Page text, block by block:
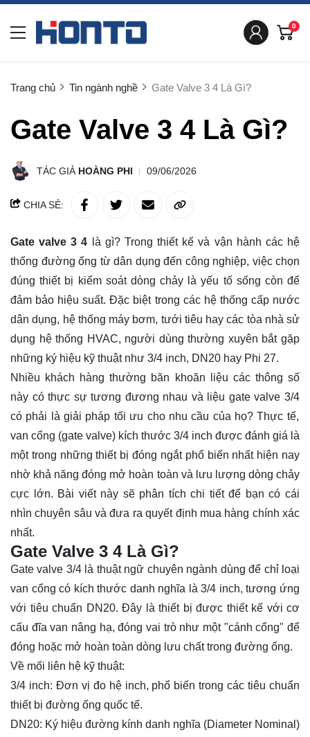
0
Trang chủ Tin ngành nghề Gate Valve 3 4 Là Gì?
Gate Valve 3 4 Là Gì?
TÁC GIẢ HOÀNG PHI 09/06/2026
CHIA SẺ:
Gate valve 3 4 là gì? Trong thiết kế và vận hành các hệ
thống đường ống từ dân dụng đến công nghiệp, việc chọn
đúng thiết bị kiểm soát dòng chảy là yếu tố sống còn để
đảm bảo hiệu suất. Đặc biệt trong các hệ thống cấp nước
dân dụng, hệ thống máy bơm, tưới tiêu hay các tòa nhà sử
dụng hệ thống HVAC, người dùng thường xuyên bắt gặp
những ký hiệu kỹ thuật như 3/4 inch, DN20 hay Phi 27.
Nhiều khách hàng thường băn khoăn liệu các thông số
này có thực sự tương đương nhau và liệu gate valve 3/4
có phải là giải pháp tối ưu cho nhu cầu của họ? Thực tế,
van cổng (gate valve) kích thước 3/4 inch được đánh giá là
một trong những thiết bị đóng ngắt phổ biến nhất hiện nay
nhờ khả năng đóng mở hoàn toàn và lưu lượng dòng chảy
cực lớn. Bài viết này sẽ phân tích chi tiết để bạn có cái
nhìn chuyên sâu và đưa ra quyết định mua hàng chính xác
nhất.
Gate Valve 3 4 Là Gì?
Gate valve 3/4là thuật ngữ chuyên ngành dùng để chỉ loại
van cổng có kích thước danh nghĩa là 3/4 inch, tương ứng
với tiêu chuẩn DN20. Đây là thiết bị được thiết kế với cơ
cấu đĩa van nâng hạ, đóng vai trò như một "cánh cổng" để
đóng hoặc mở hoàn toàn dòng lưu chất trong đường ống.
Về mối liên hệ kỹ thuật:
3/4 inch: Đơn vị đo hệ inch, phổ biến trong các tiêu chuẩn
thiết bị đường ống quốc tế.
DN20: Ký hiệu đường kính danh nghĩa (Diameter Nominal)